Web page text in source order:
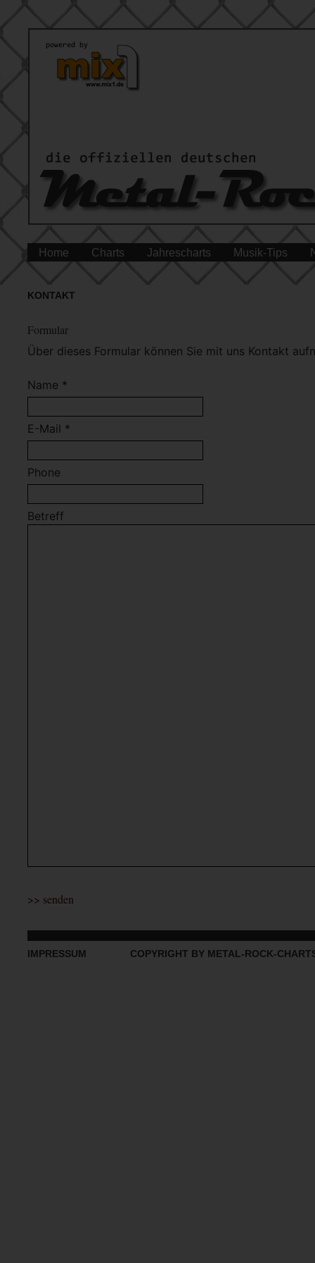
Home Charts Jahrescharts Musik-Tips
KONTAKT
Formular
Über dieses Formular können Sie mit uns Kontakt
Name *
E-Mail *
Phone
Betreff
IMPRESSUM COPYRIGHT BY METAL-ROCK-